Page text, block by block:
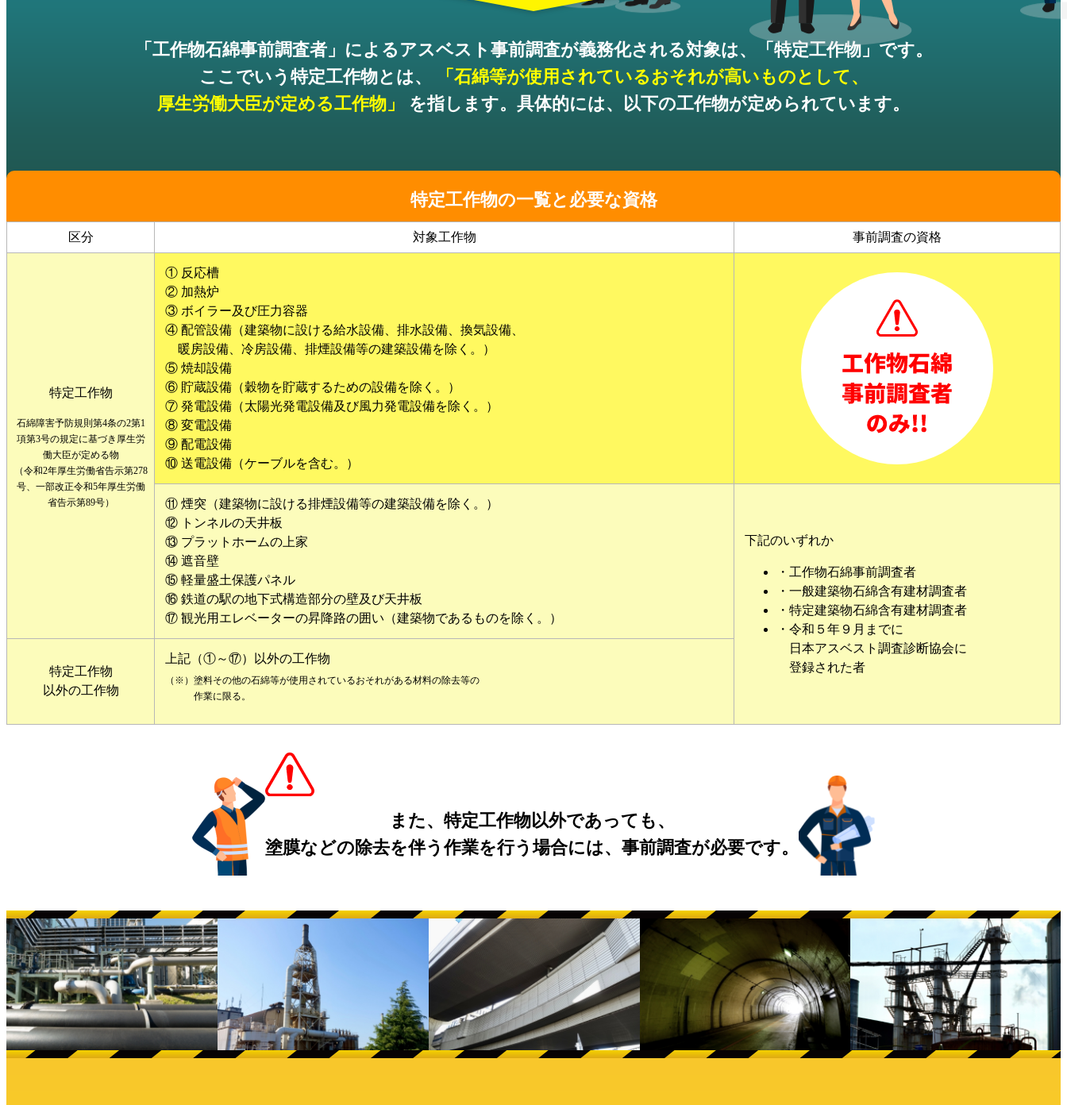
「工作物石綿事前調査者」による アスベスト事前調査が義務化される対象は、
「特定工作物」です。
ここでいう特定工作物とは、
「石綿等が使用されているおそれが高いものとして、
厚生労働大臣が定める工作物」
を指します。 具体的には、以下の工作物が定められています。
特定工作物の一覧と必要な資格
区分 対象工作物 事前調査の資格
特定工作物
石綿障害予防規則第4条の2第1
項第3号の規定に基づき厚生労
働大臣が定める物
（令和2年厚生労働省告示第278
号、一部改正令和5年厚生労働
省告示第89号）
① 反応槽
② 加熱炉
③ ボイラー及び圧力容器
④ 配管設備（建築物に設ける給水設備、排水設備、換気設備、
暖房設備、冷房設備、排煙設備等の建築設備を除く。）
⑤ 焼却設備
⑥ 貯蔵設備（穀物を貯蔵するための設備を除く。）
⑦ 発電設備（太陽光発電設備及び風力発電設備を除く。）
⑧ 変電設備
⑨ 配電設備
⑩ 送電設備（ケーブルを含む。）
⑪ 煙突（建築物に設ける排煙設備等の建築設備を除く。）
⑫ トンネルの天井板
⑬ プラットホームの上家
⑭ 遮音壁
⑮ 軽量盛土保護パネル
⑯ 鉄道の駅の地下式構造部分の壁及び天井板
⑰ 観光用エレベーターの昇降路の囲い（建築物であるものを除く。）
下記のいずれか
・工作物石綿事前調査者
・一般建築物石綿含有建材調査者
・特定建築物石綿含有建材調査者
・令和５年９月までに
日本アスベスト調査診断協会に
登録された者
特定工作物
以外の工作物
上記（①～⑰）以外の工作物
（※）塗料その他の石綿等が使用されているおそれがある材料の除去等の
作業に限る。
また、特定工作物以外であっても、
塗膜などの除去を伴う作業を行う場合には、事前調査が必要です。